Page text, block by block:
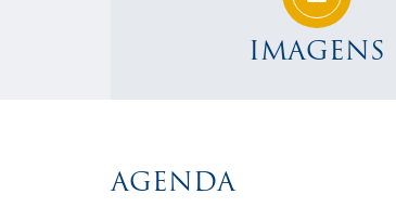
IMAGENS
AGENDA